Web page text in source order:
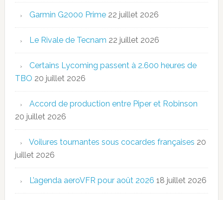
Garmin G2000 Prime 22 juillet 2026
Le Rivale de Tecnam 22 juillet 2026
Certains Lycoming passent à 2.600 heures de
TBO 20 juillet 2026
Accord de production entre Piper et Robinson
20 juillet 2026
Voilures tournantes sous cocardes françaises 20
juillet 2026
L’agenda aeroVFR pour août 2026 18 juillet 2026